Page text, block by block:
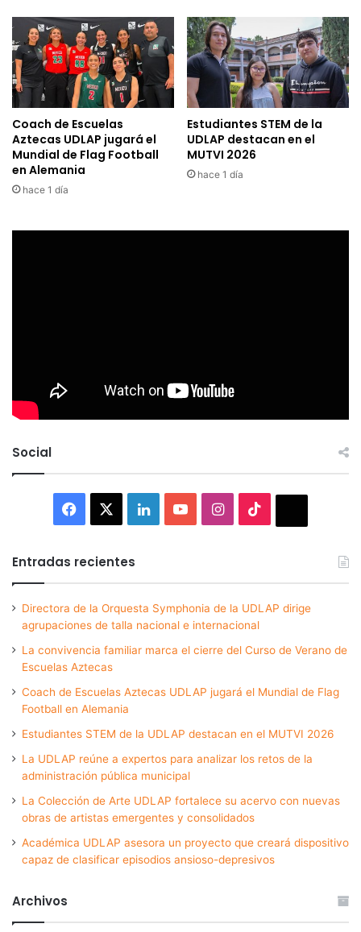
Coach de Escuelas
Aztecas UDLAP jugará el
Mundial de Flag Football
en Alemania
hace 1 día
Estudiantes STEM de la
UDLAP destacan en el
MUTVI 2026
hace 1 día
Social
Facebook LinkedInYouTubeInstagram
Entradas recientes
Directora de la Orquesta Symphonia de la UDLAP dirige
agrupaciones de talla nacional e internacional
La convivencia familiar marca el cierre del Curso de Verano de
Escuelas Aztecas
Coach de Escuelas Aztecas UDLAP jugará el Mundial de Flag
Football en Alemania
Estudiantes STEM de la UDLAP destacan en el MUTVI 2026
La UDLAP reúne a expertos para analizar los retos de la
administración pública municipal
La Colección de Arte UDLAP fortalece su acervo con nuevas
obras de artistas emergentes y consolidados
Académica UDLAP asesora un proyecto que creará dispositivo
capaz de clasificar episodios ansioso-depresivos
Archivos